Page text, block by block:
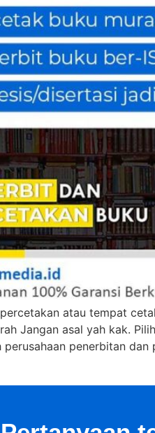
atau tempat
Jangan asal yah kak.
perusahaan penerbitan